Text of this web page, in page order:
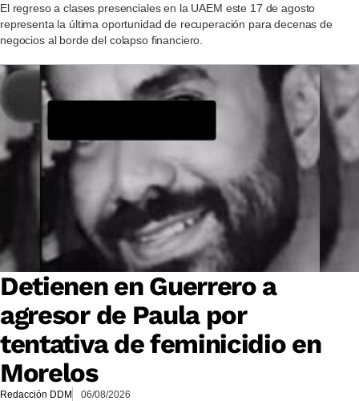
El regreso a clases presenciales en la UAEM este 17 de agosto
representa la última oportunidad de recuperación para decenas de
negocios al borde del colapso financiero.
Detienen en Guerrero a
agresor de Paula por
tentativa de feminicidio en
Morelos
Redacción DDM 06/08/2026